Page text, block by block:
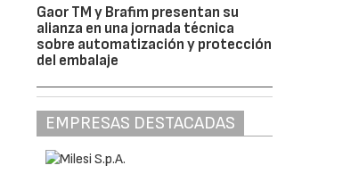
Gaor TM y Brafim presentan su
alianza en una jornada técnica
sobre automatización y protección
del embalaje
EMPRESAS DESTACADAS